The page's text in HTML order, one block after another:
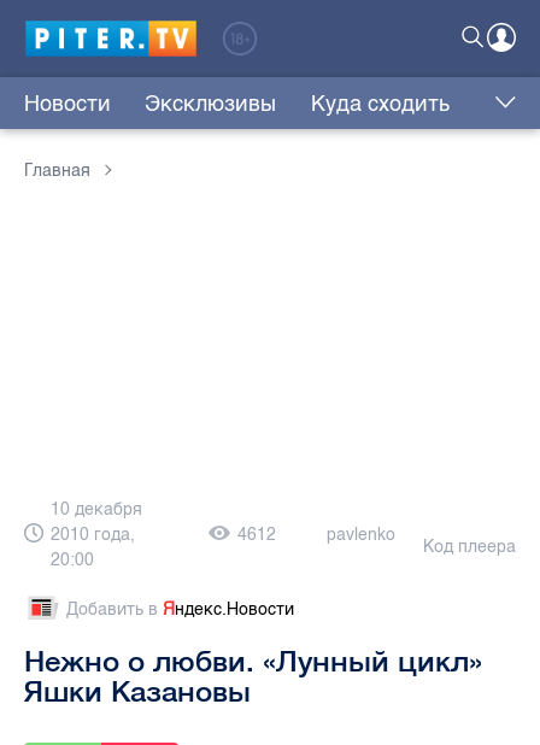
Новости Эксклюзивы Куда сходить
Главная
10 декабря
2010 года,
20:00
4612 pavlenko
Код плеера
Добавить в Яндекс.Новости
Нежно о любви. «Лунный цикл»
Яшки Казановы